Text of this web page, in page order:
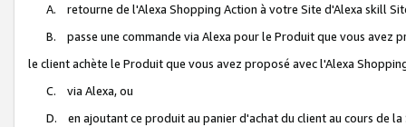
A. retourne de l'Alexa Shopping Action à votre Site d'Alexa skill
B. passe une commande via Alexa pour le Produit que vous avez
le client achète le Produit que vous avez proposé avec l'Alexa
C. via Alexa, ou
D. en ajoutant ce produit au panier d'achat du client au cours de